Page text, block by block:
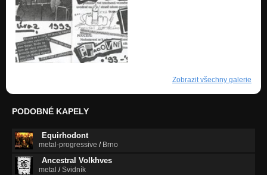
Zobrazit všechny galerie
PODOBNÉ KAPELY
Equirhodont
metal-progressive / Brno
Ancestral Volkhves
metal /Svidník